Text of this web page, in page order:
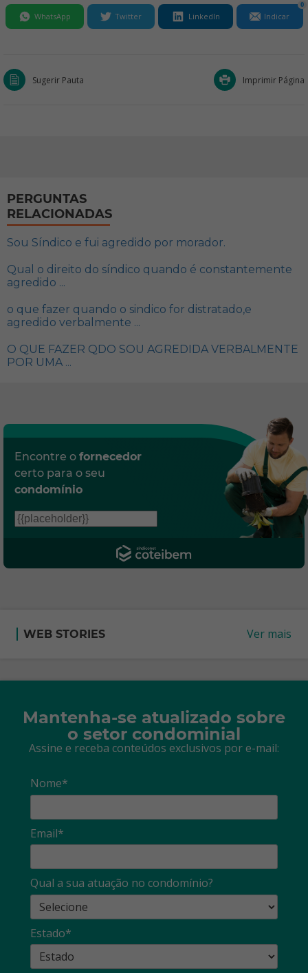
WhatsApp Twitter LinkedIn Indicar
0
Sugerir Pauta Imprimir Página
PERGUNTAS
RELACIONADAS
Sou Síndico e fui agredido por morador.
Qual o direito do síndico quando é constantemente
agredido ...
o que fazer quando o sindico for distratado,e
agredido verbalmente ...
O QUE FAZER QDO SOU AGREDIDA VERBALMENTE
POR UMA ...
Encontre o fornecedor
certo para o seu
condomínio
WEB STORIES Ver mais
Mantenha-se atualizado sobre
o setor condominial
Assine e receba conteúdos exclusivos por e-mail:
Nome*
Email*
Qual a sua atuação no condomínio?
Estado*